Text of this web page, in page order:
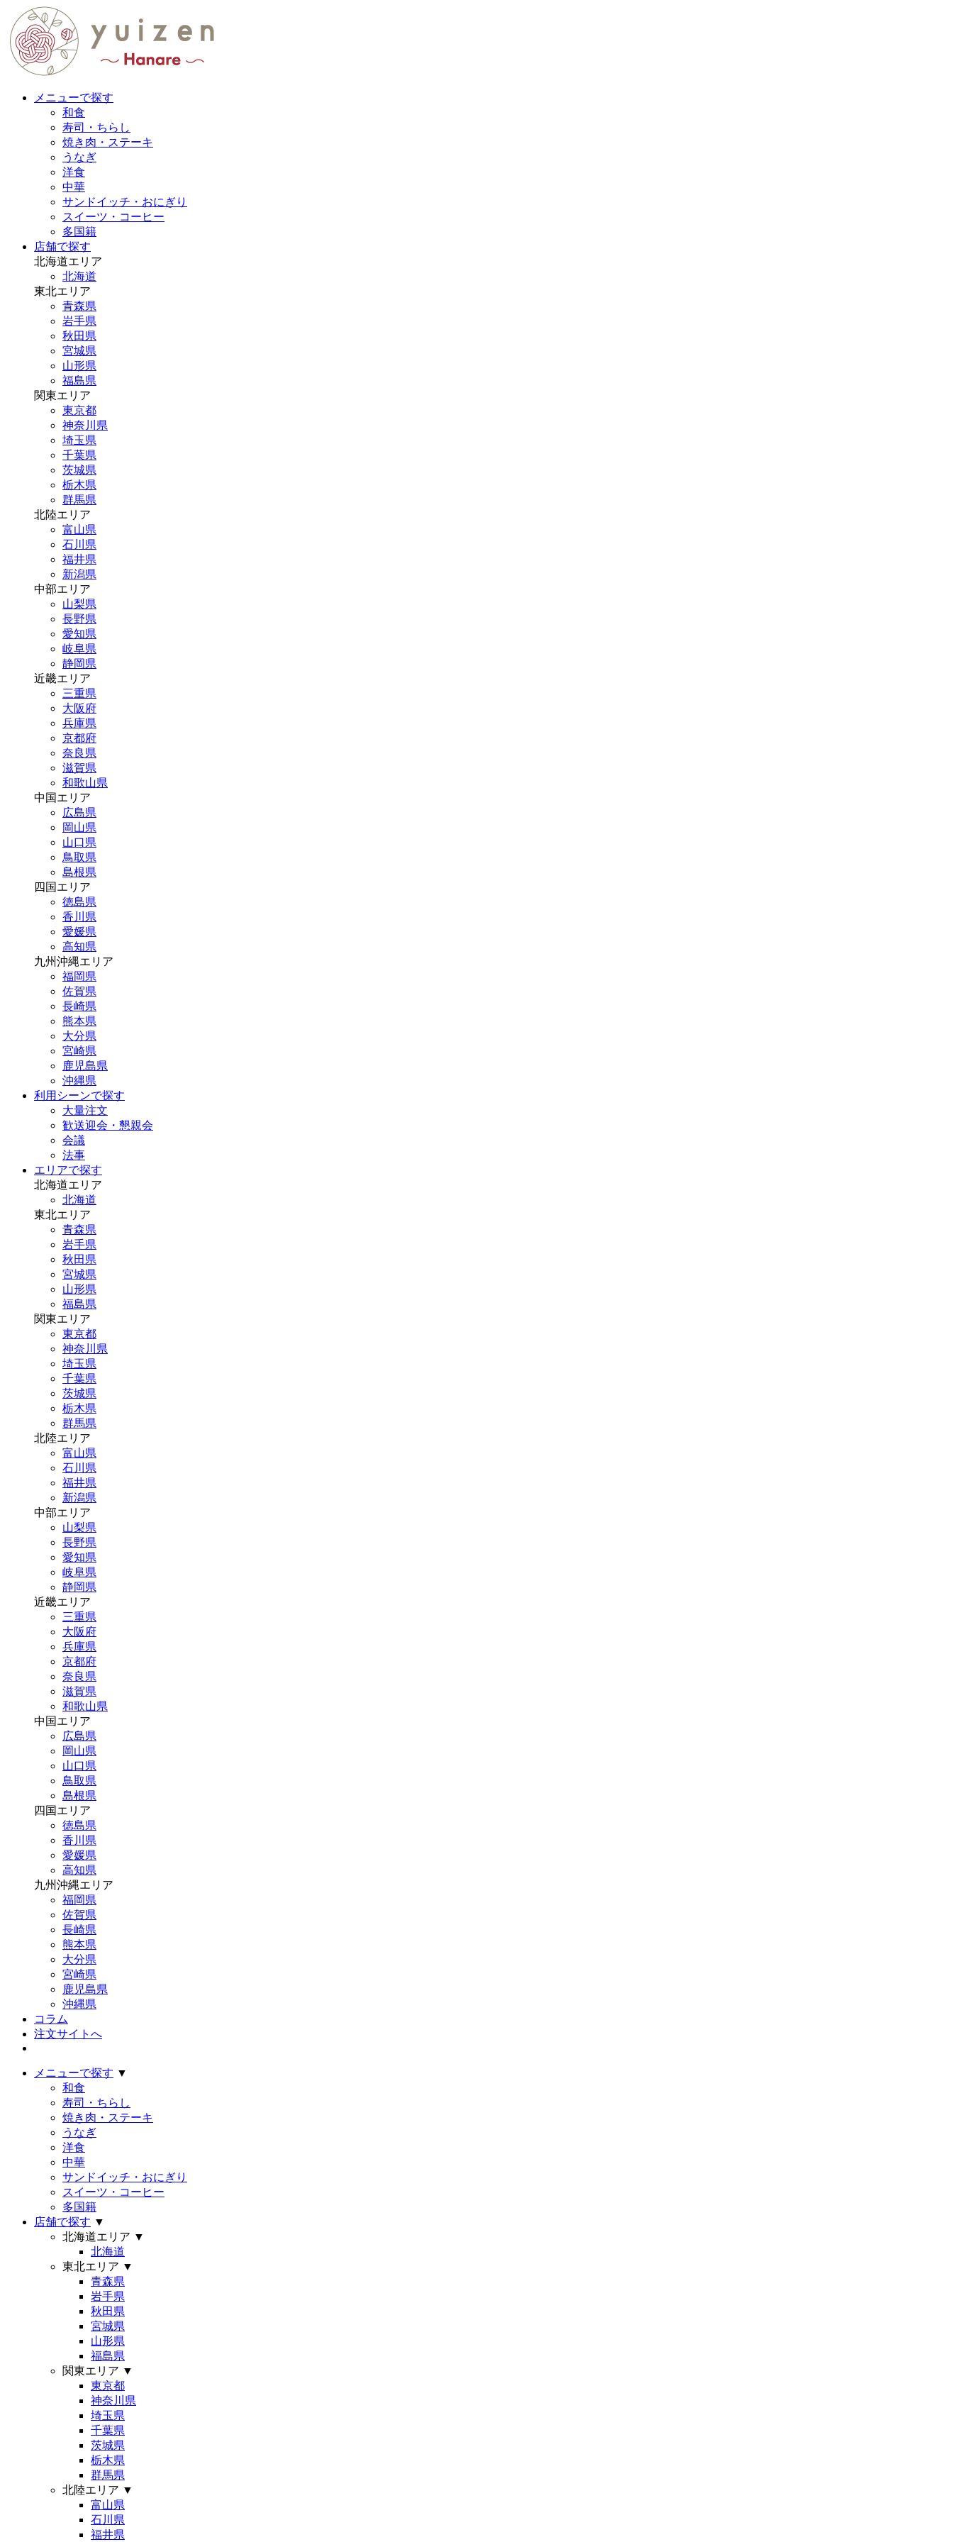
メニューで探す
和食
寿司・ちらし
焼き肉・ステーキ
うなぎ
洋食
中華
サンドイッチ・おにぎり
スイーツ・コーヒー
多国籍
店舗で探す
北海道エリア
北海道
東北エリア
青森県
岩手県
秋田県
宮城県
山形県
福島県
関東エリア
東京都
神奈川県
埼玉県
千葉県
茨城県
栃木県
群馬県
北陸エリア
富山県
石川県
福井県
新潟県
中部エリア
山梨県
長野県
愛知県
岐阜県
静岡県
近畿エリア
三重県
大阪府
兵庫県
京都府
奈良県
滋賀県
和歌山県
中国エリア
広島県
岡山県
山口県
鳥取県
島根県
四国エリア
徳島県
香川県
愛媛県
高知県
九州沖縄エリア
福岡県
佐賀県
長崎県
熊本県
大分県
宮崎県
鹿児島県
沖縄県
利用シーンで探す
大量注文
歓送迎会・懇親会
会議
法事
エリアで探す
北海道エリア
北海道
東北エリア
青森県
岩手県
秋田県
宮城県
山形県
福島県
関東エリア
東京都
神奈川県
埼玉県
千葉県
茨城県
栃木県
群馬県
北陸エリア
富山県
石川県
福井県
新潟県
中部エリア
山梨県
長野県
愛知県
岐阜県
静岡県
近畿エリア
三重県
大阪府
兵庫県
京都府
奈良県
滋賀県
和歌山県
中国エリア
広島県
岡山県
山口県
鳥取県
島根県
四国エリア
徳島県
香川県
愛媛県
高知県
九州沖縄エリア
福岡県
佐賀県
長崎県
熊本県
大分県
宮崎県
鹿児島県
沖縄県
コラム
注文サイトへ
メニューで探す ▼
和食
寿司・ちらし
焼き肉・ステーキ
うなぎ
洋食
中華
サンドイッチ・おにぎり
スイーツ・コーヒー
多国籍
店舗で探す ▼
北海道エリア ▼
北海道
東北エリア ▼
青森県
岩手県
秋田県
宮城県
山形県
福島県
関東エリア ▼
東京都
神奈川県
埼玉県
千葉県
茨城県
栃木県
群馬県
北陸エリア ▼
富山県
石川県
福井県